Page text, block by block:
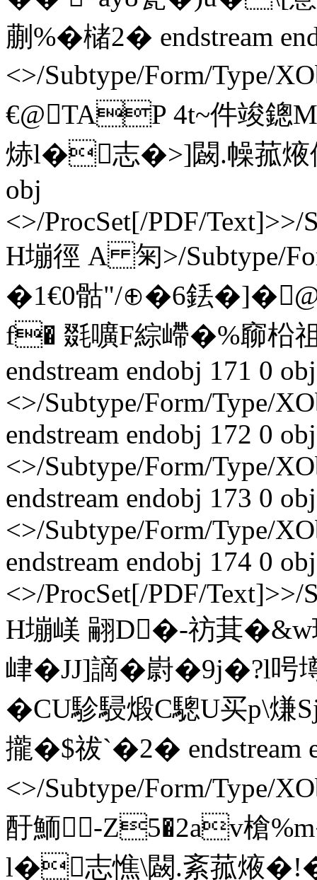
蒯%�槠2� endstream
<>/Subtype/Form/Type/
€@TAP 4t~件竣鏓
焃l�志�>]闙.幧菰焲僀
obj
<>/ProcSet[/PDF/Text]>>/
H塴徑 A 匊>/Subtype/
�1€0 骷"/⊕�6銩�
f� 毲嚝F綜嵽�%窷柗
endstream endobj 171 0 obj
<>/Subtype/Form/Type/
endstream endobj 172 0 obj
<>/Subtype/Form/Type/
endstream endobj 173 0 obj
<>/Subtype/Form/Type/
endstream endobj 174 0 obj
<>/ProcSet[/PDF/Text]>>/
H塴嵄 翤D�-祊萁
峍�JJ]謫�嶎�9j�?l呺
�CU駗駸煅C驄U买p\
攏�$祓`�2� endstream
<>/Subtype/Form/Type/
酑鮞-Z5�2av槍
l�志憔\闙.紊菰焲�!�